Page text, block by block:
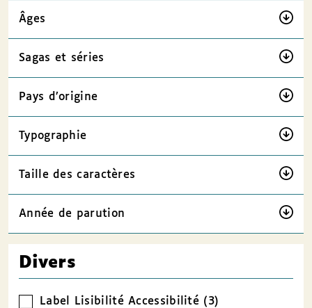
Âges
Sagas et séries
Pays d’origine
Typographie
Taille des caractères
Année de parution
Divers
Label Lisibilité Accessibilité (3)